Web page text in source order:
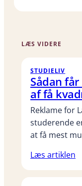
LÆS VIDERE
STUDIELIV
Sådan
af få
Reklame for
studerende
at få mest
Læs artiklen